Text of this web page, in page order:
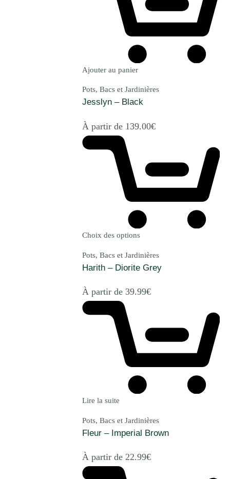
Ajouter au panier
Pots, Bacs et Jardinières
Jesslyn – Black
À partir de 139.00€
Choix des options
Pots, Bacs et Jardinières
Harith – Diorite Grey
À partir de 39.99€
Lire la suite
Pots, Bacs et Jardinières
Fleur – Imperial Brown
À partir de 22.99€